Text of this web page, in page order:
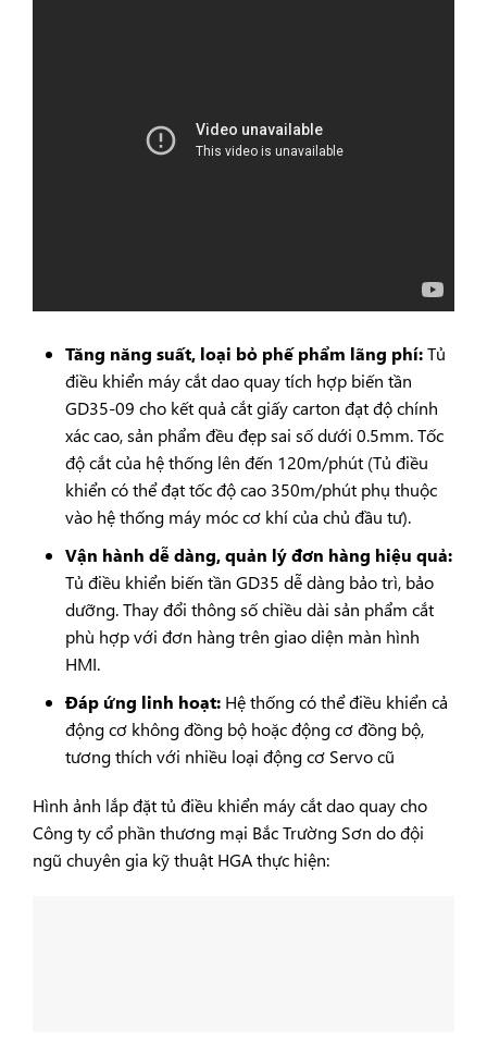
Tăng năng suất, loại bỏ phế phẩm lãng phí:Tủ
điều khiển máy cắt dao quay tích hợp biến tần
GD35-09 cho kết quả cắt giấy carton đạt độ chính
xác cao, sản phẩm đều đẹp sai số dưới 0.5mm. Tốc
độ cắt của hệ thống lên đến 120m/phút (Tủ điều
khiển có thể đạt tốc độ cao 350m/phút phụ thuộc
vào hệ thống máy móc cơ khí của chủ đầu tư).
Vận hành dễ dàng, quản lý đơn hàng hiệu quả:
Tủ điều khiển biến tần GD35 dễ dàng bảo trì, bảo
dưỡng. Thay đổi thông số chiều dài sản phẩm cắt
phù hợp với đơn hàng trên giao diện màn hình
HMI.
Đáp ứng linh hoạt: Hệ thống có thể điều khiển cả
động cơ không đồng bộ hoặc động cơ đồng bộ,
tương thích với nhiều loại động cơ Servo cũ
Hình ảnh lắp đặt tủ điều khiển máy cắt dao quay cho
Công ty cổ phần thương mại Bắc Trường Sơn do đội
ngũ chuyên gia kỹ thuật HGA thực hiện: